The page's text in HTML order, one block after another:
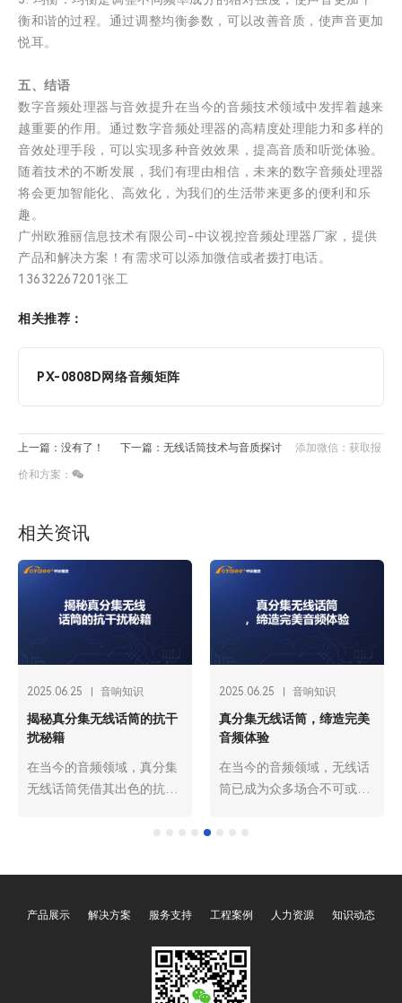
衡和谐的过程。通过调整均衡参数，可以改善音质，使声音更加
悦耳。
五、结语
数字音频处理器与音效提升在当今的音频技术领域中发挥着越来
越重要的作用。通过数字音频处理器的高精度处理能力和多样的
音效处理手段，可以实现多种音效效果，提高音质和听觉体验。
随着技术的不断发展，我们有理由相信，未来的数字音频处理器
将会更加智能化、高效化，为我们的生活带来更多的便利和乐
趣。
广州欧雅丽信息技术有限公司-中议视控音频处理器厂家，提供
产品和解决方案！有需求可以添加微信或者拨打电话。
13632267201张工
相关推荐：
PX-0808D网络音频矩阵
上一篇：没有了！ 下一篇：无线话筒技术与音质探讨 添加微信：获取报
价和方案：
相关资讯
2025.06.25 音响知识
揭秘真分集无线话筒的抗干
扰秘籍
在当今的音频领域，真分集
无线话筒凭借其出色的抗干
教育培训、现场演出等场
保声音清晰、稳定地传输，
觉体验。那么，广州欧雅丽
信息技术有限公司oyalee中
2025.06.25 音响知识
真分集无线话筒，缔造完美
音频体验
​在当今的音频领域，无线话
筒已成为众多场合不可或缺
音的传播带来了极大的便
信号稳定性和音频质量方面
雅丽信息技术有限公司
oyalee中议视控的真分集无
产品展示 解决方案 服务支持 工程案例 人力资源 知识动态